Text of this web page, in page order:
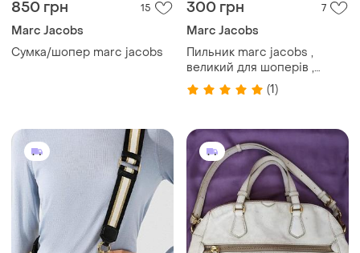
850 грн 15
Marc Jacobs
Сумка/шопер marc jacobs
300 грн 7
Marc Jacobs
Пильник marc jacobs ,
великий для шоперів ,
пильовик , пыльник
(1)